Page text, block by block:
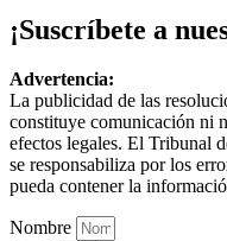
¡Suscríbete a
Advertencia:
La publicidad de las
constituye comunicación ni
efectos legales. El Tribunal
se responsabiliza por los
pueda contener la
Nombre